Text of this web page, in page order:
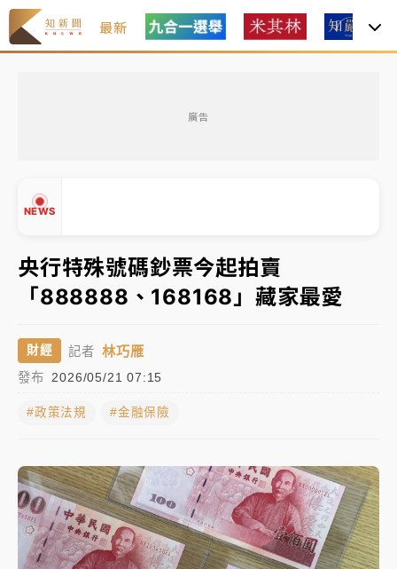
最新
廣告
NEWS
中信慈善基金會想增加董事人數！辜仲諒向法院聲請遭
駁 理由曝光
故宮《龍藏經》特展第2檔！今線上預約開賣一度塞車
周六起展出延長至晚上7時
台東農業處長涉圖利渡假村！東檢抗告成功 今重開羈
父親節泡湯了！中颱白海豚雨彈轟3天 「紅到發紫」降
雨熱區曝
暑假過三周才推「E宿新北打卡趣」！抽獎程序複雜 觀
旅局回應了
中信慈善基金會想增加董事人數！辜仲諒向法院聲請遭
駁 理由曝光
央行特殊號碼鈔票今起拍賣
「888888、168168」藏家最愛
財經 記者 林巧雁
發布 2026/05/21 07:15
#政策法規 #金融保險